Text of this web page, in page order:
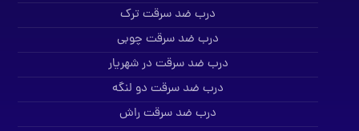
درب ضد سرقت ترک
درب ضد سرقت چوبی
درب ضد سرقت در شهریار
درب ضد سرقت دو لنگه
درب ضد سرقت راش